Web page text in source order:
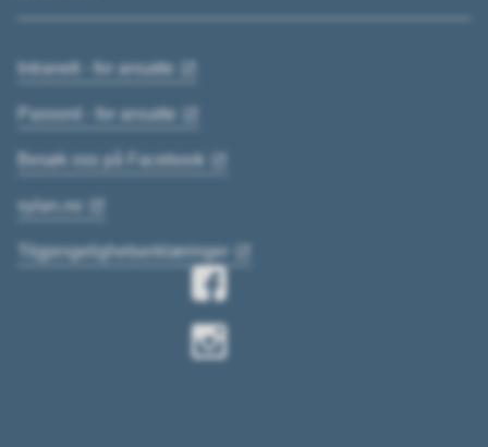
Intranett - for ansatte
Passord - for ansatte
Besøk oss på Facebook
sylan.no
Tilgjengelighetserklæringer